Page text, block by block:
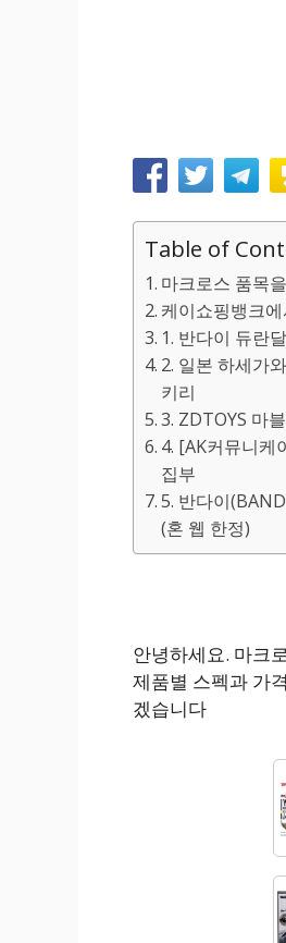
Table of
마크로스 품목
케이쇼핑뱅크
1. 반다이 듀란
2. 일본 하세가
키리
3. ZDTOYS 마
4. [AK커뮤니케
집부
5. 반다이
(혼 웹 한정)
안녕하세요. 마크
제품별 스펙과 가
겠습니다